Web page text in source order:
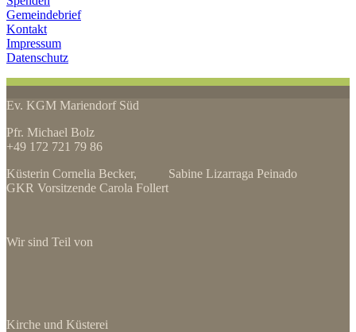
Gemeindebrief
Kontakt
Impressum
Datenschutz
Ev. KGM Mariendorf Süd
Pfr. Michael Bolz
+49 172 721 79 86
Küsterin Cornelia Becker, Sabine Lizarraga Peinado
GKR Vorsitzende Carola Follert
Wir sind Teil von
Kirche und Küsterei